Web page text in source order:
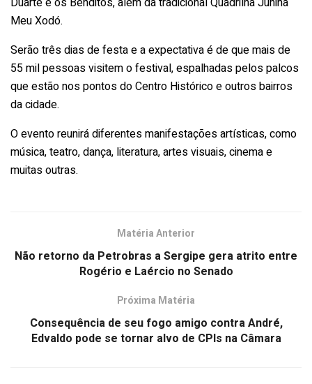
Meu Xodó.
Serão três dias de festa e a expectativa é de que mais de
55 mil pessoas visitem o festival, espalhadas pelos palcos
que estão nos pontos do Centro Histórico e outros bairros
da cidade.
O evento reunirá diferentes manifestações artísticas, como
música, teatro, dança, literatura, artes visuais, cinema e
muitas outras.
Matéria Anterior
Não retorno da Petrobras a Sergipe gera atrito entre
Rogério e Laércio no Senado
Próxima Matéria
Consequência de seu fogo amigo contra André,
Edvaldo pode se tornar alvo de CPIs na Câmara